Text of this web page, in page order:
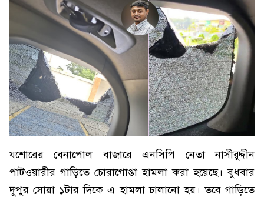
যশোরের বেনাপোল বাজারে এনসিপি নেতা নাসীরুদ্দীন
পাটওয়ারীর গাড়িতে চোরাগোপ্তা হামলা করা হয়েছে। বুধবার
দুপুর সোয়া ১টার দিকে এ হামলা চালানো হয়। তবে গাড়িতে